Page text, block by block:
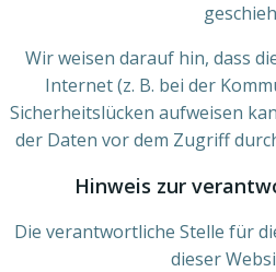
Wir weisen darauf hin, dass
Internet (z. B. bei der
Sicherheitslücken aufweisen
der Daten vor dem Zugriff
Hinweis zur
Die verantwortliche Stelle für
dieser